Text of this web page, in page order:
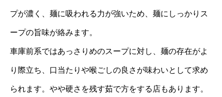
プが濃く、麺に吸われる力が強いため、麺にしっかりス
ープの旨味が絡みます。
車庫前系ではあっさりめのスープに対し、麺の存在がよ
り際立ち、口当たりや喉ごしの良さが味わいとして求め
られます。やや硬さを残す茹で方をする店もあります。